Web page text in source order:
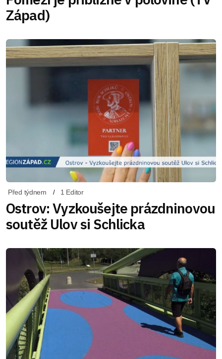
Západ)
Před týdnem 1 Editor
Ostrov: Vyzkoušejte prázdninovou
soutěž Ulov si Schlicka